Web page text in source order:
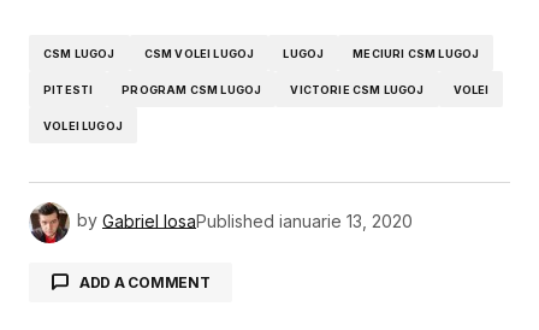
CSM LUGOJ CSM VOLEI LUGOJ LUGOJ MECIURI CSM LUGOJ
PITESTI PROGRAM CSM LUGOJ VICTORIE CSM LUGOJ VOLEI
VOLEI LUGOJ
by Gabriel IosaPublished ianuarie 13, 2020
ADD A COMMENT